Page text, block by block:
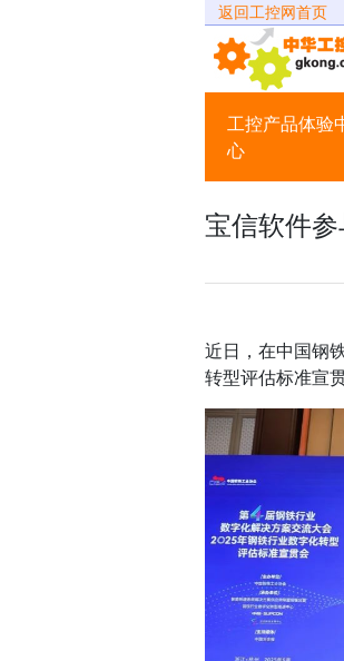
返回工控网首页
工控产品体验
心
宝信软件
近日，在中国钢
转型评估标准宣